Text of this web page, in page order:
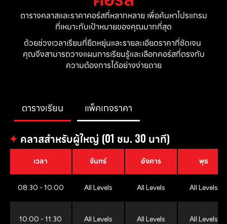
ตารางคลาสและราคาคอร์สที่หลากหลาย เพื่อค้นหาโปรแกรม
ที่เหมาะกับเป้าหมายของคุณมากที่สุด
ด้วยช่วงเวลาเรียนที่ยืดหยุ่นและรายละเอียดราคาที่ชัดเจน
คุณจึงสามารถวางแผนการเรียนรู้และเลือกคอร์สที่ตรงกับ
ความต้องการได้อย่างง่ายดาย
ตารางเรียน แพ็คเกจราคา
✦ คลาสสำหรับผู้ใหญ่ (01 ชม. 30 นาที)
เวลา จันทร์ อังคาร พุธ
08:30 - 10:00 All Levels All Levels All Levels
10:00 - 11:30 All Levels All Levels All Levels